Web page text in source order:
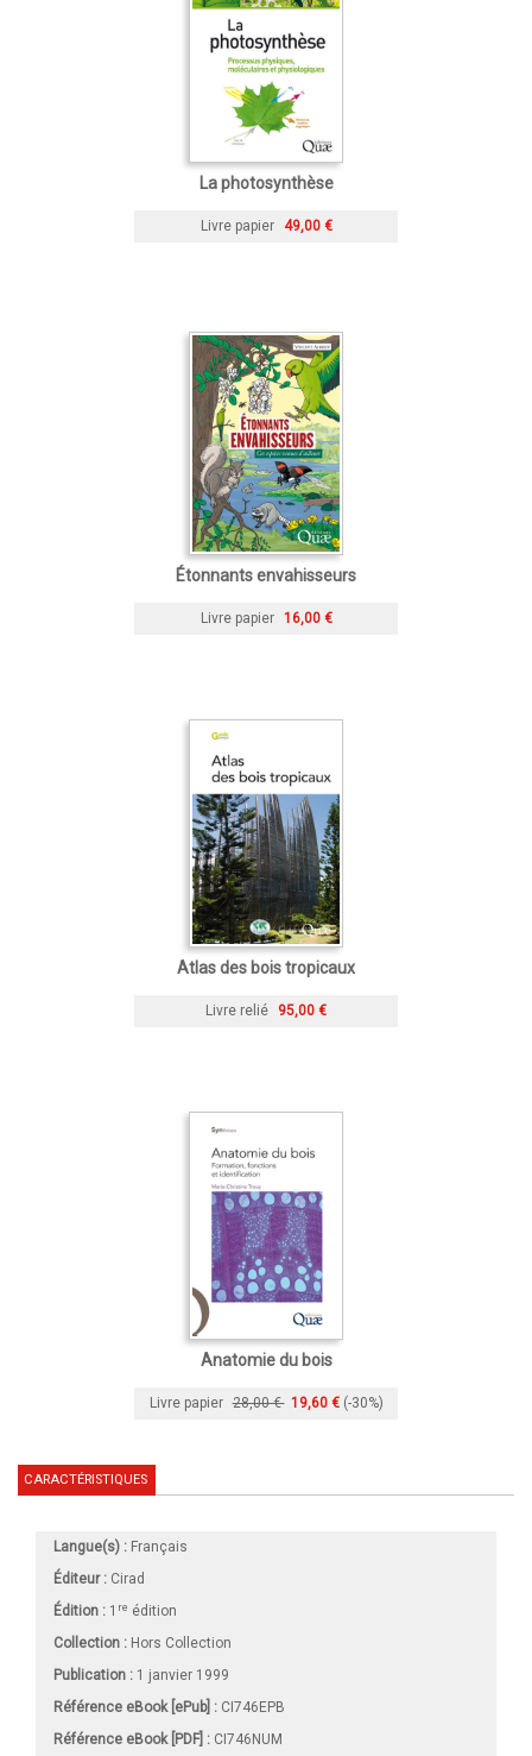
La photosynthèse
Livre papier 49,00 €
Étonnants envahisseurs
Livre papier 16,00 €
Atlas des bois tropicaux
Livre relié 95,00 €
Anatomie du bois
Livre papier 28,00 € 19,60 € (-30%)
CARACTÉRISTIQUES
Langue(s) : Français
Éditeur : Cirad
Édition : 1 re édition
Collection : Hors Collection
Publication : 1 janvier 1999
Référence eBook [ePub] : CI746EPB
Référence eBook [PDF] : CI746NUM